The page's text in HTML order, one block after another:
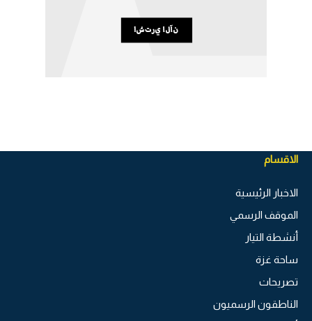
الاقسام
الاخبار الرئيسية
الموقف الرسمي
أنشطة التيار
ساحة غزة
تصريحات
الناطقون الرسميون